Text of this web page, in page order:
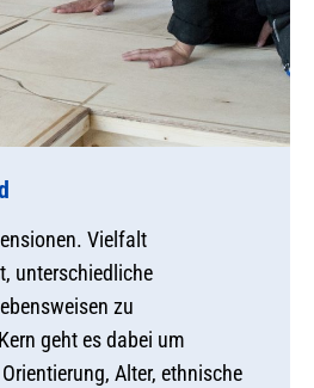
Vielfalt
unterschiedliche
zu
geht es dabei um
Alter, ethnische